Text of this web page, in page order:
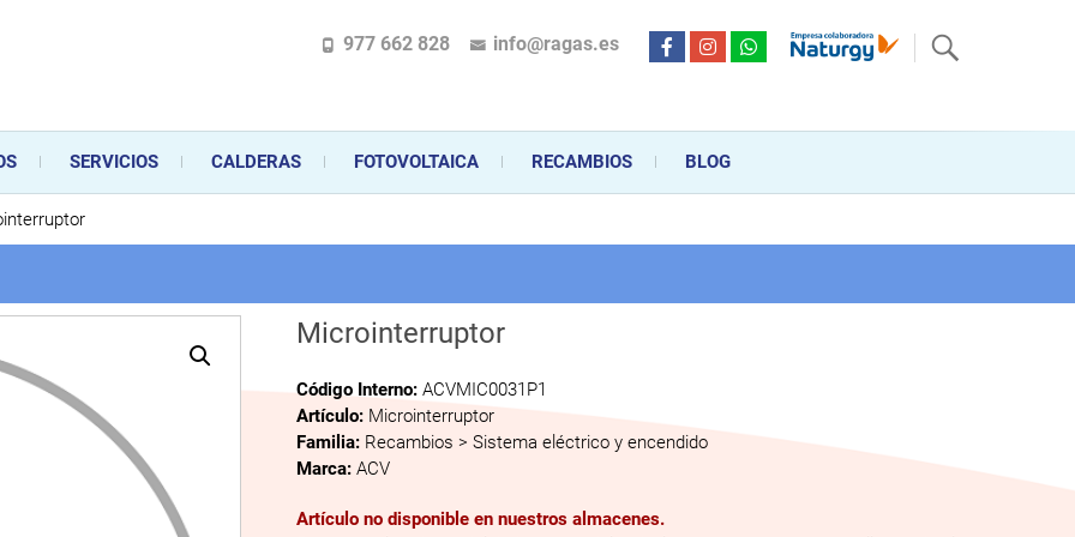
en la instalación, comercialización y mantenimiento de gas y electricidad desde hace más de 20 años . Acompañamos al cliente
aparatos de gas, climatización o electrodomésticos, desde el asesoramiento personalizado en la venta, montaje y reparación, hasta la
977 662 828 info@ragas.es
SERVICIOS CALDERAS FOTOVOLTAICA RECAMBIOS BLOG
Microinterruptor
Código Interno:ACVMIC0031P1
Artículo: Microinterruptor
Familia: Recambios > Sistema eléctrico y encendido
Marca:ACV
Artículo no disponible en nuestros almacenes.